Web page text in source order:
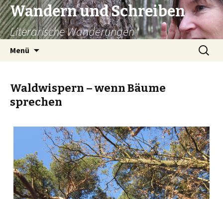
Wandern und Schreiben
Literarische Wanderungen
Menü
Suche
nach:
Waldwispern – wenn Bäume
sprechen